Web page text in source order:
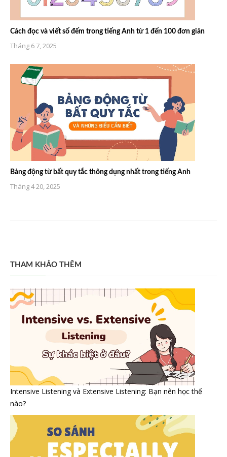
Cách đọc và viết số đếm trong tiếng Anh từ 1 đến 100 đơn giản
Tháng 6 7, 2025
Bảng động từ bất quy tắc thông dụng nhất trong tiếng Anh
Tháng 4 20, 2025
THAM KHẢO THÊM
Intensive Listening và Extensive Listening: Bạn nên học thế
nào?